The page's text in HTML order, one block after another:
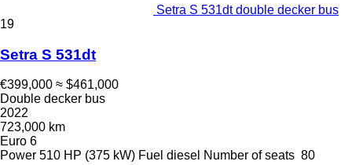
Setra S 531dt double decker bus
19
Setra S 531dt
€399,000 ≈ $461,000
Double decker bus
2022
723,000 km
Euro 6
Power 510 HP (375 kW) Fuel diesel Number of seats 80